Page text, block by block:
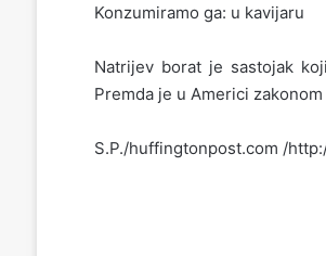
Konzumiramo ga: u kavijaru
Natrijev borat je sastojak
Premda je u Americi
S.P./huffingtonpost.com /